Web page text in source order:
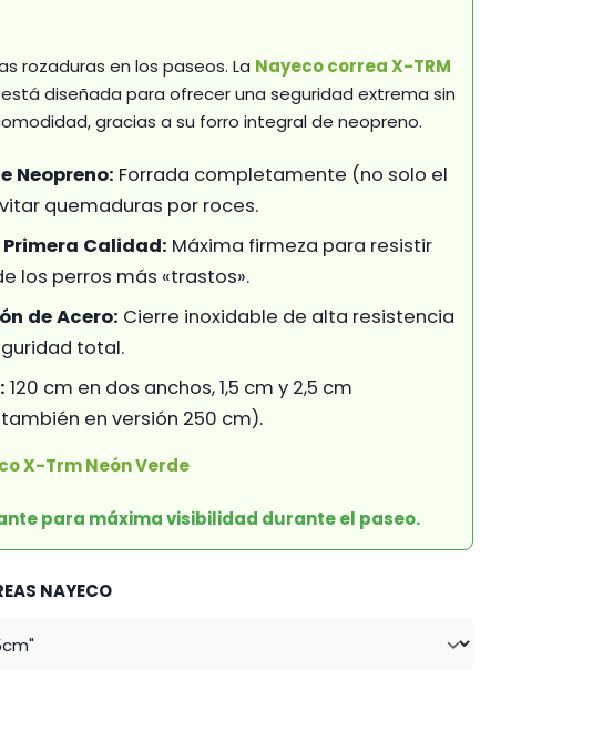
16,95 €
rozaduras en los paseos. La Nayeco correa X-TRM
está diseñada para ofrecer una seguridad extrema sin
gracias a su forro integral de neopreno.
Neopreno: Forrada completamente (no solo el
quemaduras por roces.
Primera Calidad: Máxima firmeza para resistir
los perros más «trastos».
de Acero: Cierre inoxidable de alta resistencia
total.
120 cm en dos anchos, 1,5 cm y 2,5 cm
en versión 250 cm).
X-Trm Neón Verde
para máxima visibilidad durante el paseo.
NAYECO